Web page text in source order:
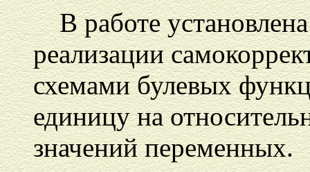
В работе
реализации
схемами булевых
единицу на
значений переменных.